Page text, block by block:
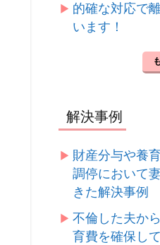
的確な対応で
います！
解決事例
財産分与や養
調停において
きた解決事例
不倫した夫か
育費を確保し